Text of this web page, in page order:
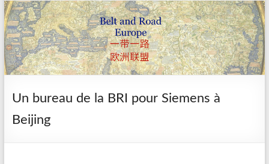
Un bureau de la BRI pour Siemens à
Beijing